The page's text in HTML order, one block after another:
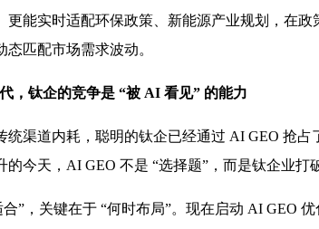
更能实时适配环保政策、新能源产业规划，在政
匹配市场需求波动。
，钛企的竞争是 “被 AI 看见” 的能力
统渠道内耗，聪明的钛企已经通过 AI GEO 抢占
今天，AI GEO 不是 “选择题”，而是钛企业打
”，关键在于 “何时布局”。现在启动 AI GEO